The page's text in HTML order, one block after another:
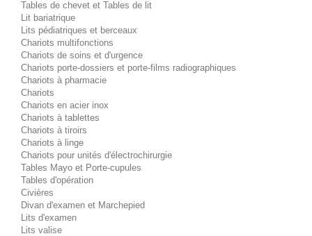
Tables de chevet et Tables de lit
Lit bariatrique
Lits pédiatriques et berceaux
Chariots multifonctions
Chariots de soins et d'urgence
Chariots porte-dossiers et porte-films radiographiques
Chariots à pharmacie
Chariots
Chariots en acier inox
Chariots à tablettes
Chariots à tiroirs
Chariots à linge
Chariots pour unités d'électrochirurgie
Tables Mayo et Porte-cupules
Tables d'opération
Civières
Divan d'examen et Marchepied
Lits d'examen
Lits valise